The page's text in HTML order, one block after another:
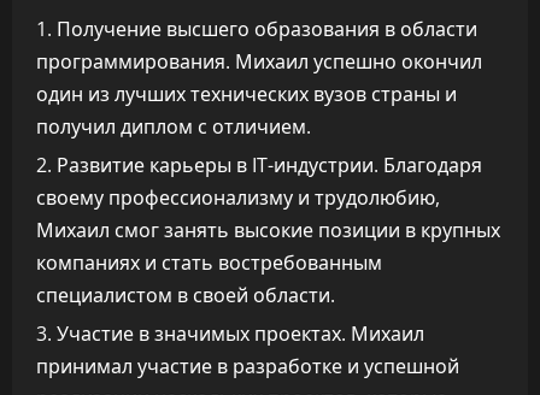
Получение высшего образования в области
программирования. Михаил успешно окончил
один из лучших технических вузов страны и
получил диплом с отличием.
Развитие карьеры в IT-индустрии. Благодаря
своему профессионализму и трудолюбию,
Михаил смог занять высокие позиции в крупных
компаниях и стать востребованным
специалистом в своей области.
Участие в значимых проектах. Михаил
принимал участие в разработке и успешной